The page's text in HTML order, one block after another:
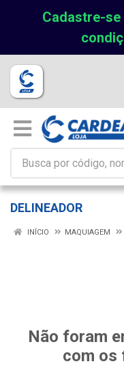
Cadastre-se
DELINEADOR
INÍCIO MAQUIAGEM
Não foram
com os